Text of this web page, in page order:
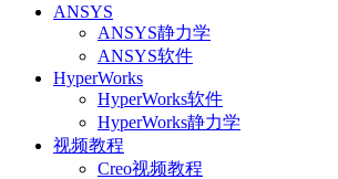
ANSYS
ANSYS静力学
ANSYS软件
HyperWorks
HyperWorks软件
HyperWorks静力学
视频教程
Creo视频教程